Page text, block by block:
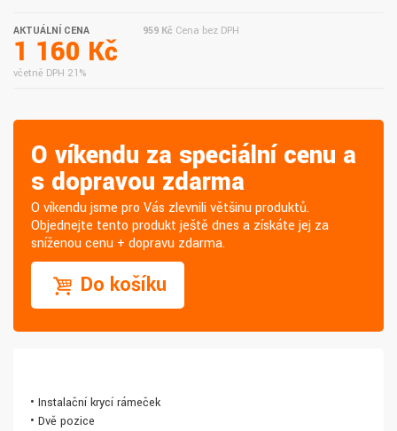
AKTUÁLNÍ CENA
1 160 Kč
včetně DPH 21%
959 Kč Cena bez DPH
O víkendu za speciální cenu a
s dopravou zdarma
O víkendu jsme pro Vás zlevnili většinu produktů.
Objednejte tento produkt ještě dnes a získáte jej za
sníženou cenu + dopravu zdarma.
Do košíku
• Instalační krycí rámeček
• Dvě pozice